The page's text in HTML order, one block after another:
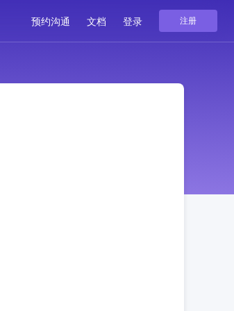
预约沟通 文档 登录 注册